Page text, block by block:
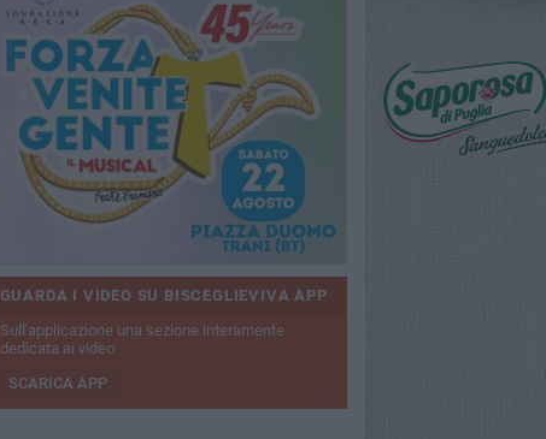
GUARDA I VIDEO SU BISCEGLIEVIVA APP
Sull'applicazione una sezione interamente
dedicata ai video
SCARICA APP